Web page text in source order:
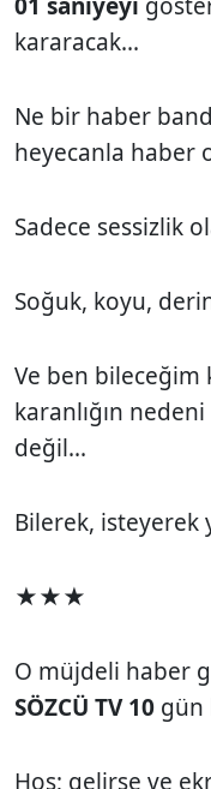
kararacak...
Ne bir haber
heyecanla haber
Sadece sessizlik
Soğuk, koyu,
Ve ben bileceğim
karanlığın
değil...
Bilerek, isteyerek
★★★
O müjdeli haber
SÖZCÜ TV 10 gün
Hoş; gelirse ve